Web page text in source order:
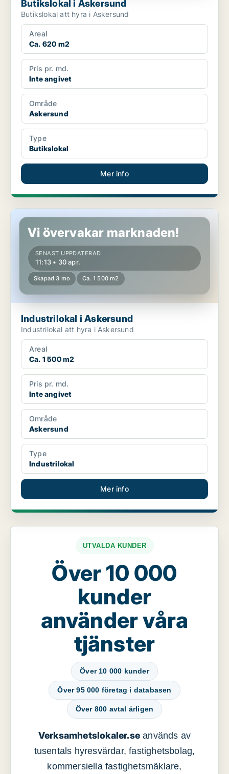
Butikslokal i Askersund
Butikslokal att hyra i Askersund
Areal
Ca. 620 m2
Pris pr. md.
Inte angivet
Område
Askersund
Type
Butikslokal
Mer info
Industrilokal i Askersund
Vi övervakar marknaden!
SENAST UPPDATERAD
11:13 • 30 apr.
Skapad 3 mo Ca. 1 500 m2
Industrilokal i Askersund
Industrilokal att hyra i Askersund
Areal
Ca. 1 500 m2
Pris pr. md.
Inte angivet
Område
Askersund
Type
Industrilokal
Mer info
UTVALDA KUNDER
Över 10 000
kunder
använder våra
tjänster
Över 10 000 kunder
Över 95 000 företag i databasen
Över 800 avtal årligen
Verksamhetslokaler.se används av
tusentals hyresvärdar, fastighetsbolag,
kommersiella fastighetsmäklare,